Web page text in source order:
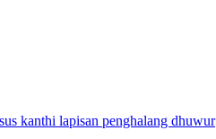
kanthi lapisan penghalang dhuwur